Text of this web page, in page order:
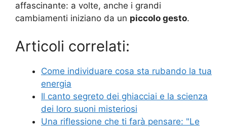
affascinante: a volte, anche i grandi
cambiamenti iniziano da un piccolo gesto.
Articoli correlati:
Come individuare cosa sta rubando la tua
energia
Il canto segreto dei ghiacciai e la scienza
dei loro suoni misteriosi
Una riflessione che ti farà pensare: "Le